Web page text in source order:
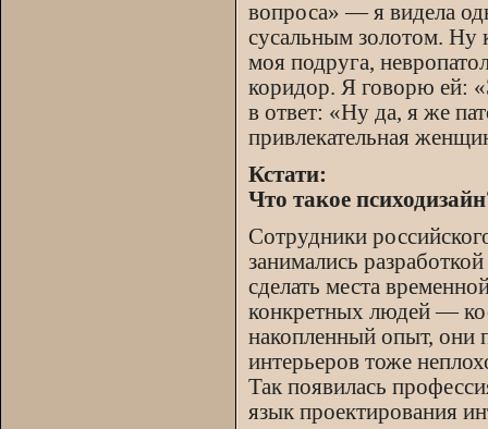
вопроса» — я видела
сусальным золотом. Ну
моя подруга,
коридор. Я говорю ей:
в ответ: «Ну да, я же
привлекательная
Кстати:
Что такое
Сотрудники
занимались
сделать места
конкретных людей —
накопленный опыт, они
интерьеров тоже
Так появилась
язык проектирования